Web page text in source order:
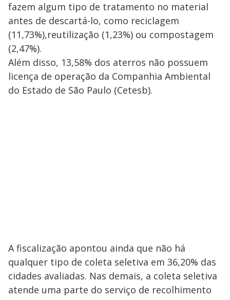
fazem algum tipo de tratamento no material
antes de descartá-lo, como reciclagem
(11,73%),reutilização (1,23%) ou compostagem
(2,47%).
Além disso, 13,58% dos aterros não possuem
licença de operação da Companhia Ambiental
do Estado de São Paulo (Cetesb).
A fiscalização apontou ainda que não há
qualquer tipo de coleta seletiva em 36,20% das
cidades avaliadas. Nas demais, a coleta seletiva
atende uma parte do serviço de recolhimento